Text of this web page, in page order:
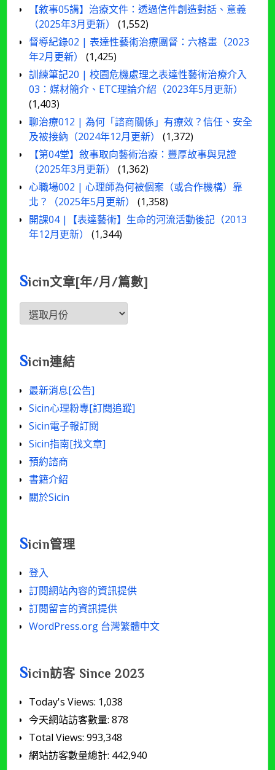
【敘事05講】治療文件：透過信件創造對話、意義
（2025年3月更新）
(1,552)
督導紀錄02 | 表達性藝術治療團督：六格畫（2023
年2月更新）
(1,425)
訓練筆記20 | 校園危機處理之表達性藝術治療介入
03：媒材簡介、ETC理論介紹（2023年5月更新）
(1,403)
聊治療012 | 為何「諮商關係」有療效？信任、安全
及被接納（2024年12月更新）
(1,372)
【第04堂】敘事取向藝術治療：豐厚故事與見證
（2025年3月更新）
(1,362)
心職場002 | 心理師為何被個案（或合作機構）靠
北？（2025年5月更新）
(1,358)
開課04 |【表達藝術】生命的河流活動後記（2013
年12月更新）
(1,344)
Sicin文章[年/月/篇數]
Sicin
文
[年/
月/
數]
Sicin連結
最新消息[公告]
Sicin心理粉專[訂閱追蹤]
Sicin電子報訂閱
Sicin指南[找文章]
預約諮商
書籍介紹
關於Sicin
Sicin管理
登入
訂閱網站內容的資訊提供
訂閱留言的資訊提供
WordPress.org 台灣繁體中文
Sicin訪客 Since 2023
Today's Views: 1,038
今天網站訪客數量:878
Total Views:993,348
網站訪客數量總計: 442,940